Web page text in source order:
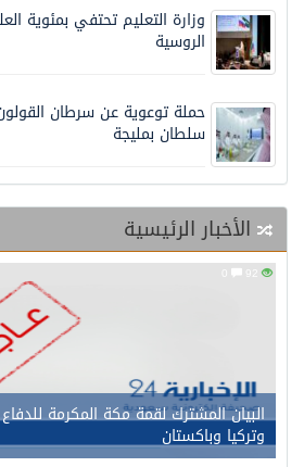
وزارة التعليم تحتفي بمئوية
الروسية
حملة توعوية عن سرطان
سلطان بمليجة
الأخبار الرئيسية
البيان المشترك لقمة مكة المكرمة
وتركيا وباكستان